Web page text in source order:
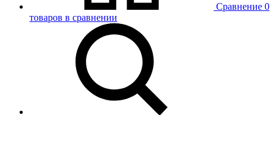
Сравнение 0
товаров в сравнении